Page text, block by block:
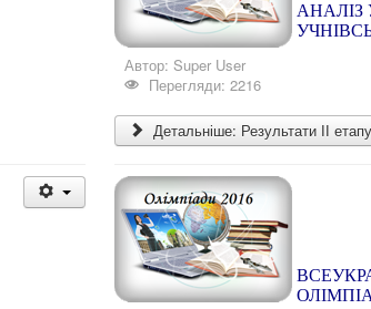
АНАЛІЗ
Автор:Super User
Перегляди: 2216
Детальніше: Результати ІІ